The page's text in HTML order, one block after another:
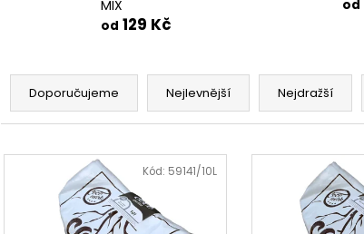
MIX
od 129 Kč
od
Ř
z
Doporučujeme Nejlevnější Nejdražší
V
Kód: 59141/10L